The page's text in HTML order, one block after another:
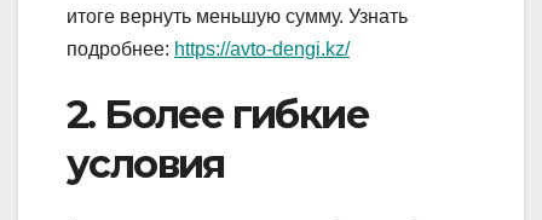
итоге вернуть меньшую сумму. Узнать
подробнее: https://avto-dengi.kz/
2. Более гибкие
условия